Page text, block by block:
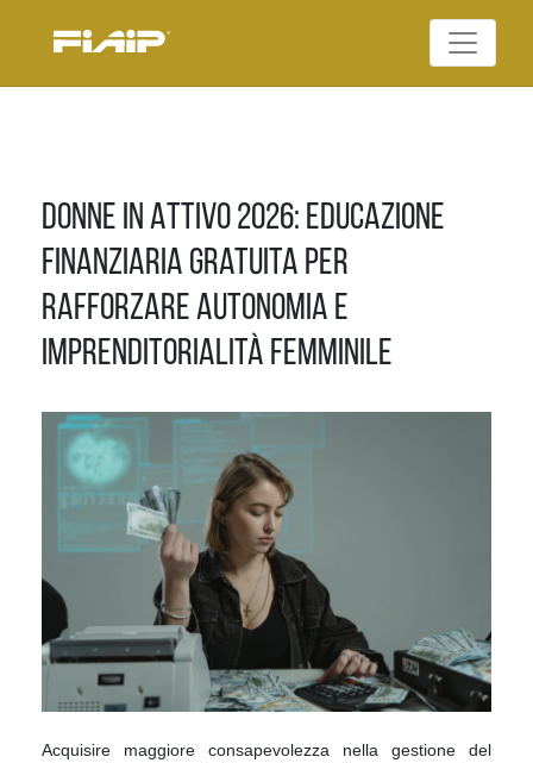
Federazione Italiana
Donne in Attivo 2026: educazione
finanziaria gratuita per
rafforzare autonomia e
imprenditorialità femminile
Acquisire maggiore consapevolezza nella gestione del